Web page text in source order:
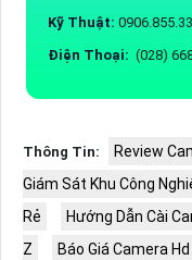
Kỹ Thuật:
Điện Thoại: (028)
Thông Tin: Review
Giám Sát Khu Công
Rẻ
Hướng Dẫn Cài
Z
Báo Giá Camera